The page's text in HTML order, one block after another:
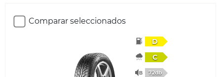
Comparar seleccionados
D
C
72db